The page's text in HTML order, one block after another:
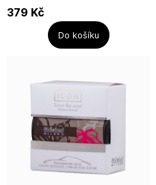
vůně, kde se snoubí výrazná vůně
kávy s okvětními lístky růže. V...
379 Kč
Do košíku